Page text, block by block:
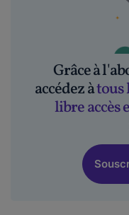
Grâce à
accédez àtous
libre accès